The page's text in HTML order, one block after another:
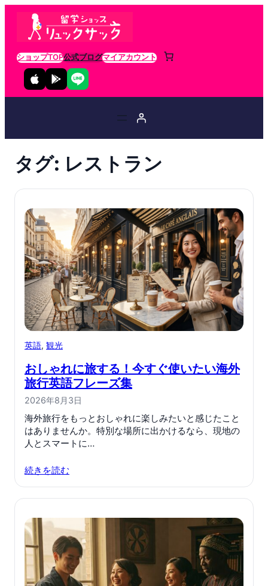
ショップTOP公式ブログマイアカウント
タグ: レストラン
英語, 観光
おしゃれに旅する！今すぐ使いたい海外
旅行英語フレーズ集
2026年8月3日
海外旅行をもっとおしゃれに楽しみたいと感じたこと
はありませんか。特別な場所に出かけるなら、現地の
人とスマートに…
続きを読む